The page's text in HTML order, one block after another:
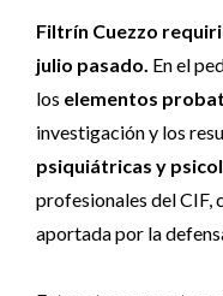
Filtrín Cuezzo
julio pasado. En el
los elementos
investigación y los
psiquiátricas y
profesionales del CIF,
aportada por la